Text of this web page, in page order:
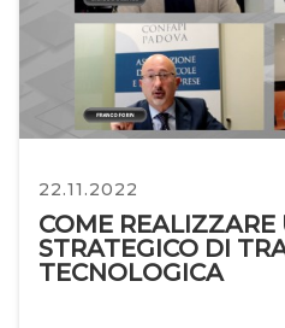
22.11.2022
COME
STRATEGICO DI
TECNOLOGICA